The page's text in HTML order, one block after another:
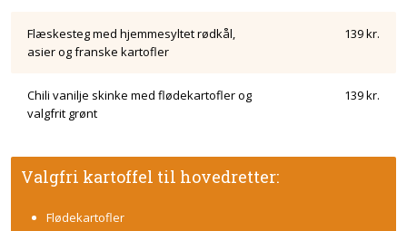
Flæskesteg med hjemmesyltet rødkål,
asier og franske kartofler
139 kr.
Chili vanilje skinke med flødekartofler og
valgfrit grønt
139 kr.
​Valgfri kartoffel til hovedretter:
Flødekartofler